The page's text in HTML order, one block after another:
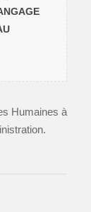
Humaines à